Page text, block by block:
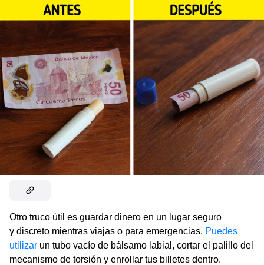
Otro truco útil es guardar dinero en un lugar seguro
y discreto mientras viajas o para emergencias. Puedes
utilizar un tubo vacío de bálsamo labial, cortar el palillo del
mecanismo de torsión y enrollar tus billetes dentro.